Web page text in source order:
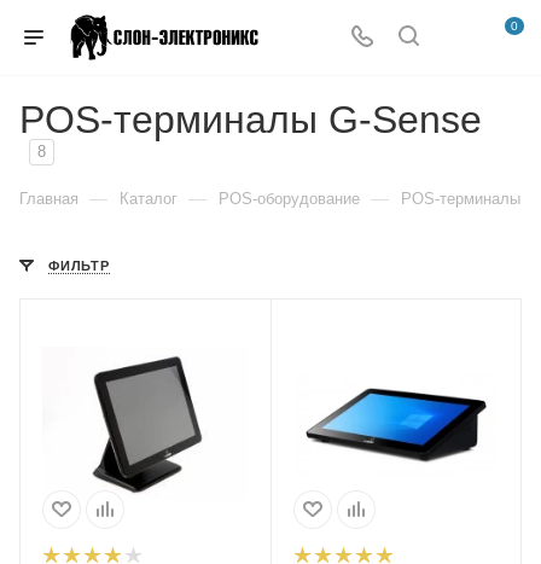
0
POS-терминалы G-Sense
8
Главная — Каталог — POS-оборудование — POS-терминалы
ФИЛЬТР